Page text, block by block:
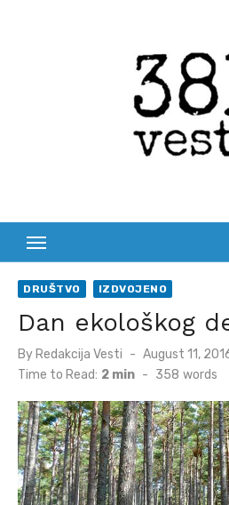
DRUŠTVO IZDVOJENO
Dan ekološkog
By Redakcija Vesti
Posted
August 11,
Time to Read: 2 min - 358 words